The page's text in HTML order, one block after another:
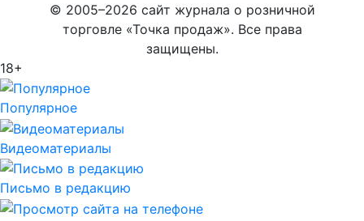
© 2005–2026 сайт журнала о розничной
торговле «Точка продаж». Все права
защищены.
18+
Популярное
Видеоматериалы
Письмо в редакцию